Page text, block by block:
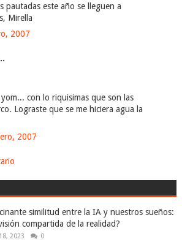
pautadas este año se lleguen a
Mirella
2007
con lo riquisimas que son las
Lograste que se me hiciera agua la
2007
similitud entre la IA y nuestros sueños:
compartida de la realidad?
2023 0